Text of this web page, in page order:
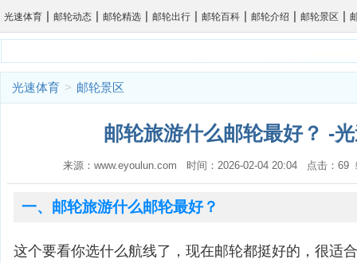
光速体育 | 邮轮动态 | 邮轮精选 | 邮轮出行 | 邮轮百科 | 邮轮介绍 | 邮轮景区 |
光速体育 > 邮轮景区
邮轮旅游什么邮轮最好？ -
来源：www.eyoulun.com 时间：2026-02-04 20:04 点击：
一、邮轮旅游什么邮轮最好？
这个要看你选什么航线了，现在邮轮都挺好的，很适